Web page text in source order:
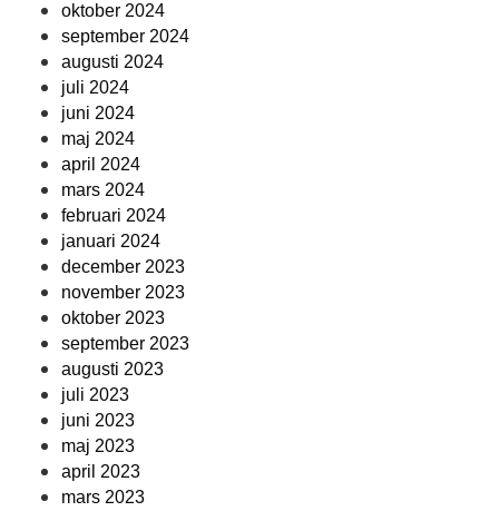
oktober 2024
september 2024
augusti 2024
juli 2024
juni 2024
maj 2024
april 2024
mars 2024
februari 2024
januari 2024
december 2023
november 2023
oktober 2023
september 2023
augusti 2023
juli 2023
juni 2023
maj 2023
april 2023
mars 2023